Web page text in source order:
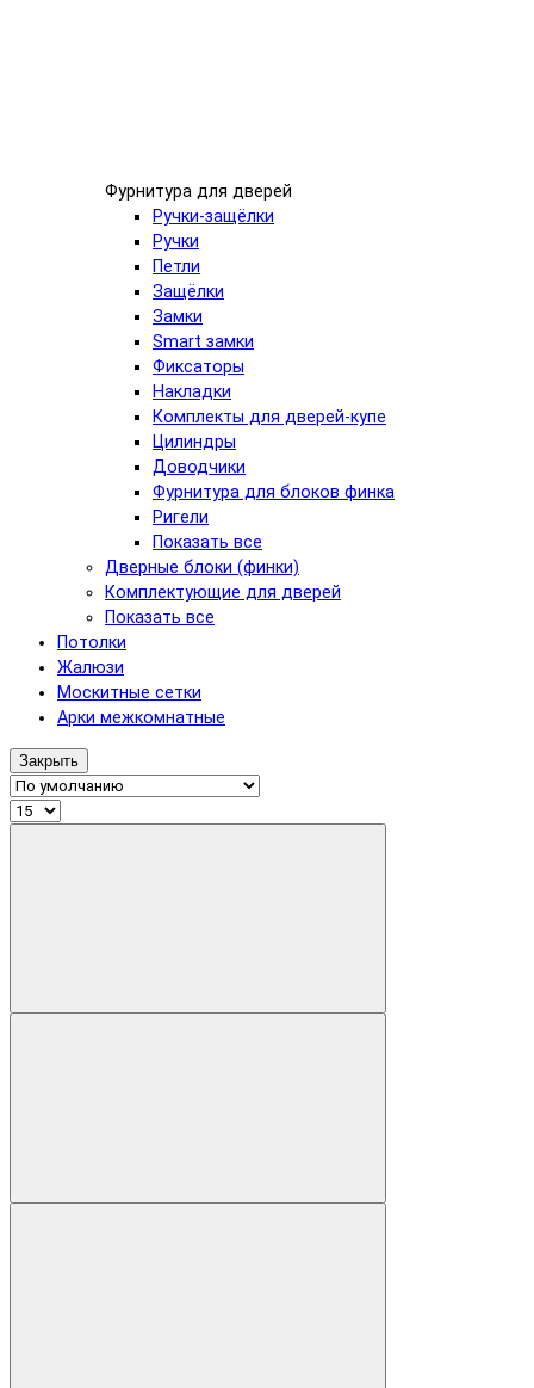
Фурнитура для дверей
Ручки-защёлки
Ручки
Петли
Защёлки
Замки
Smart замки
Фиксаторы
Накладки
Комплекты для дверей-купе
Цилиндры
Доводчики
Фурнитура для блоков финка
Ригели
Показать все
Дверные блоки (финки)
Комплектующие для дверей
Показать все
Потолки
Жалюзи
Москитные сетки
Арки межкомнатные
Закрыть